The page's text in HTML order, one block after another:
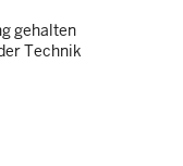
gehalten
Technik